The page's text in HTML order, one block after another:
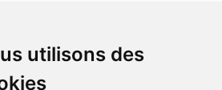
utilisons des
100% sécurisé